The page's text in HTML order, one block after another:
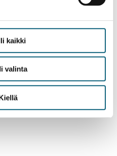
kaikki
valinta
Ruoka-apu.fi